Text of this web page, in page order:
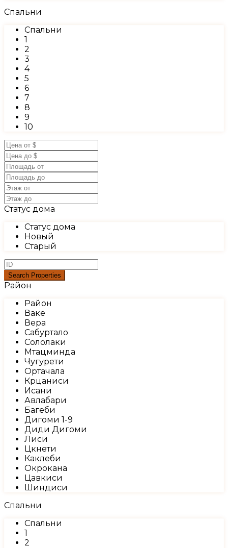
Спальни
Спальни
1
2
3
4
5
6
7
8
9
10
Статус дома
Статус дома
Новый
Старый
Район
Район
Ваке
Вера
Сабуртало
Сололаки
Мтацминда
Чугурети
Ортачала
Крцаниси
Исани
Авлабари
Багеби
Дигоми 1-9
Диди Дигоми
Лиси
Цкнети
Каклеби
Окрокана
Цавкиси
Шиндиси
Спальни
Спальни
1
2